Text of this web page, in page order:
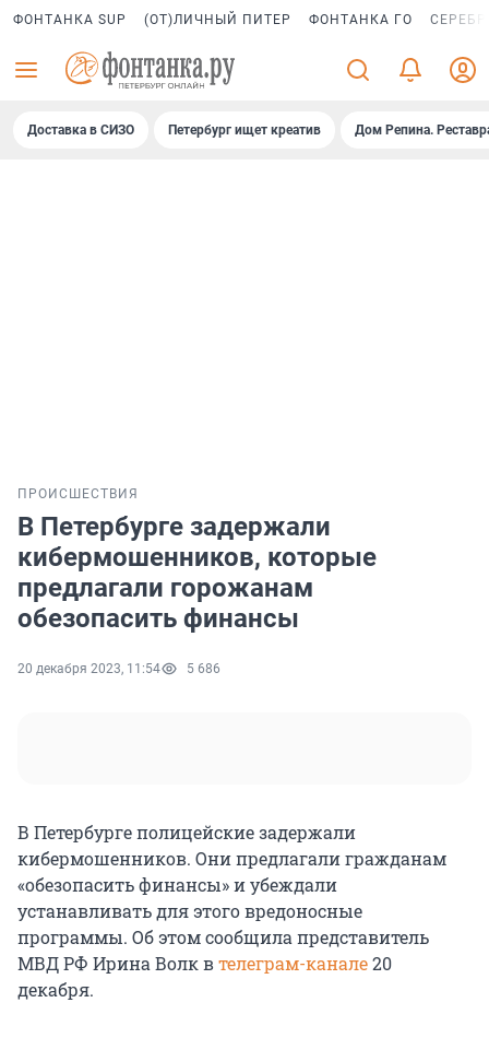
ФОНТАНКА SUP (ОТ)ЛИЧНЫЙ ПИТЕР ФОНТАНКА ГО
Доставка в СИЗО Петербург ищет креатив Дом Репина.
ПРОИСШЕСТВИЯ
В Петербурге задержали
кибермошенников, которые
предлагали горожанам
обезопасить финансы
20 декабря 2023, 11:54 5 686
В Петербурге полицейские задержали
кибермошенников. Они предлагали гражданам
«обезопасить финансы» и убеждали
устанавливать для этого вредоносные
программы. Об этом сообщила представитель
МВД РФ Ирина Волк втелеграм-канале20
декабря.